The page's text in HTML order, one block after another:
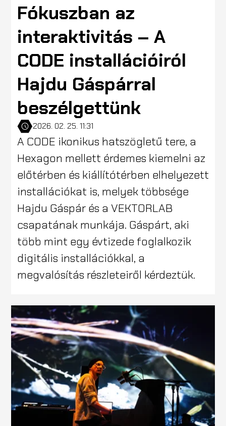
Fókuszban az
interaktivitás – A
CODE installációiról
Hajdu Gáspárral
beszélgettünk
2026. 02. 25. 11:31
A CODE ikonikus hatszögletű tere, a
Hexagon mellett érdemes kiemelni az
előtérben és kiállítótérben elhelyezett
installációkat is, melyek többsége
Hajdu Gáspár és a VEKTORLAB
csapatának munkája. Gáspárt, aki
több mint egy évtizede foglalkozik
digitális installációkkal, a
megvalósítás részleteiről kérdeztük.